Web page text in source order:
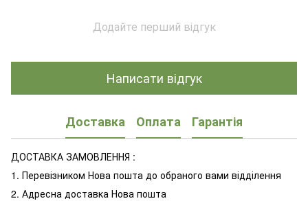
Додайте перший відгук
Написати відгук
Доставка Оплата Гарантія
ДОСТАВКА ЗАМОВЛЕННЯ :
1. Перевізником Нова пошта до обраного вами відділення
2. Адресна доставка Нова пошта